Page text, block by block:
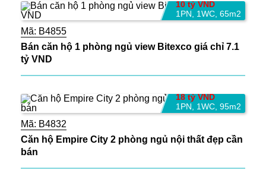
10 tỷ VND
1PN
1WC, 65m2
Mã: B4855
Bán căn hộ 1 phòng ngủ view Bitexco giá chỉ 7.1
tỷ VND
18 tỷ VND
1PN
1WC, 95m2
Mã: B4832
Căn hộ Empire City 2 phòng ngủ nội thất đẹp cần
bán